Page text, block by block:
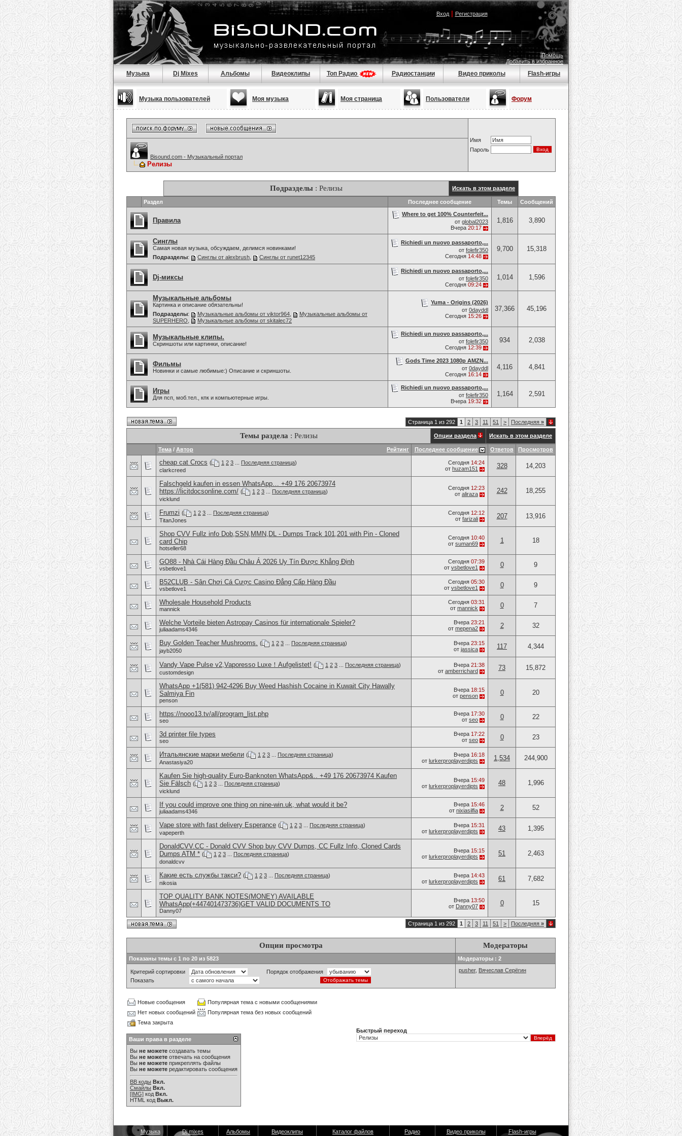
Вход| Регистрация
Помощь
Добавить в избранное
Музыка Dj Mixes Альбомы Видеоклипы Топ Радио Радиостанции Видео приколы Flash-игры
Музыка пользователей Моя музыка Моя страница Пользователи Форум
Имя
Пароль
Bisound.com - Музыкальный портал
Релизы
Подразделы : Релизы Искать в этом разделе
Раздел Последнее сообщение Темы Сообщений
Правила
Where to get 100% Counterfeit...
от global2023
Вчера 20:17
1,816 3,890
Синглы
Самая новая музыка, обсуждаем, делимся новинками!
Подразделы: Синглы от alexbrush Синглы от runet12345
Richiedi un nuovo passaporto,...
от folefir350
Сегодня 14:48
9,700 15,318
Dj-миксы
Richiedi un nuovo passaporto,...
от folefir350
Сегодня 09:24
1,014 1,596
Музыкальные альбомы
Картинка и описание обязательны!
Подразделы: Музыкальные альбомы от viktor964
Музыкальные альбомы от
SUPERHERO
Музыкальные альбомы от skitalec72
Yuma - Origins (2026)
от 0dayddl
Сегодня 15:26
37,366 45,196
Музыкальные клипы.
Скриншоты или картинки, описание!
Richiedi un nuovo passaporto,...
от folefir350
Сегодня 12:39
934 2,038
Фильмы
Новинки и самые любимые:) Описание и скриншоты.
Gods Time 2023 1080p AMZN...
от 0dayddl
Сегодня 16:14
4,116 4,841
Игры
Для псп, моб.тел., кпк и компьютерные игры.
Richiedi un nuovo passaporto,...
от folefir350
Вчера 19:32
1,164 2,591
Страница 1 из 292 1 2 3 11 51 > Последняя »
Темы раздела : Релизы Опции раздела Искать в этом разделе
Рейтинг
Тема / Автор Последнее сообщение Ответов Просмотров
cheap cat Crocs ( 1 2 3 Последняя страница)
clarkcreed
Сегодня 14:24
от huzam151 328 14,203
Falschgeld kaufen in essen WhatsApp… +49 176 20673974
https://licitdocsonline.com/ ( 1 2 3 Последняя страница)
vicklund
Сегодня 12:23
от aliraza 242 18,255
Frumzi ( 1 2 3 Последняя страница)
TitanJones
Сегодня 12:12
от farizali 207 13,916
Shop CVV Fullz info Dob,SSN,MMN,DL - Dumps Track 101,201 with Pin - Cloned
card Chip
hotseller68
Сегодня 10:40
от suman69 1 18
GO88 - Nhà Cái Hàng Đầu Châu Á 2026 Uy Tín Được Khẳng Định
vsbetlove1
Сегодня 07:39
от vsbetlove1 0 9
B52CLUB - Sân Chơi Cá Cược Casino Đẳng Cấp Hàng Đầu
vsbetlove1
Сегодня 05:30
от vsbetlove1 0 9
Wholesale Household Products
mannick
Сегодня 03:31
от mannick 0 7
Welche Vorteile bieten Astropay Casinos für internationale Spieler?
juliaadams4346
Вчера 23:21
от mepena2 2 32
Buy Golden Teacher Mushrooms. ( 1 2 3 Последняя страница)
jayb2050
Вчера 23:15
от jassica 117 4,344
Vandy Vape Pulse v2,Vaporesso Luxe！Aufgelistet! ( 1 2 3 Последняя страница)
customdesign
Вчера 21:38
от amberrichard 73 15,872
WhatsApp +1(581) 942-4296 Buy Weed Hashish Cocaine in Kuwait City Hawally
Salmiya Fin
penson
Вчера 18:15
от penson 0 20
https://nooo13.tv/all/program_list.php
seo
Вчера 17:30
от seo 0 22
3d printer file types
seo
Вчера 17:22
от seo 0 23
Итальянские марки мебели ( 1 2 3 Последняя страница)
Anastasiya20
Вчера 16:18
от lurkerproplayerdipts 1,534 244,900
Kaufen Sie high-quality Euro-Banknoten WhatsApp&.. +49 176 20673974 Kaufen
Sie Fälsch ( 1 2 3 Последняя страница)
vicklund
Вчера 15:49
от lurkerproplayerdipts 48 1,996
If you could improve one thing on nine-win.uk, what would it be?
juliaadams4346
Вчера 15:46
от nixiasilfia 2 52
Vape store with fast delivery Esperance ( 1 2 3 Последняя страница)
vapeperth
Вчера 15:31
от lurkerproplayerdipts 43 1,395
DonaldCVV.CC - Donald CVV Shop buy CVV Dumps, CC Fullz Info, Cloned Cards
Dumps ATM * ( 1 2 3 Последняя страница)
donaldcvv
Вчера 15:15
от lurkerproplayerdipts 51 2,463
Какие есть службы такси? ( 1 2 3 Последняя страница)
nikosia
Вчера 14:43
от lurkerproplayerdipts 61 7,682
TOP QUALITY BANK NOTES(MONEY) AVAILABLE
WhatsApp(+447401473736)GET VALID DOCUMENTS TO
Danny07
Вчера 13:50
от Danny07 0 15
Страница 1 из 292 1 2 3 11 51 > Последняя »
Опции просмотра Модераторы
Показаны темы с 1 по 20 из 5823 Модераторы : 2
Критерий сортировки
Порядок отображения
Показать
pusher, Вячеслав Серёгин
Новые сообщения
Популярная тема с новыми сообщениями
Нет новых сообщений
Популярная тема без новых сообщений
Тема закрыта
Ваши права в разделе
Вы не можете создавать темы
Вы не можете отвечать на сообщения
Вы не можете прикреплять файлы
Вы не можете редактировать сообщения
BB коды Вкл.
Смайлы Вкл.
[IMG] код Вкл.
HTML код Выкл.
Быстрый переход
Музыка Dj mixes Альбомы Видеоклипы Каталог файлов Радио Видео приколы Flash-игры